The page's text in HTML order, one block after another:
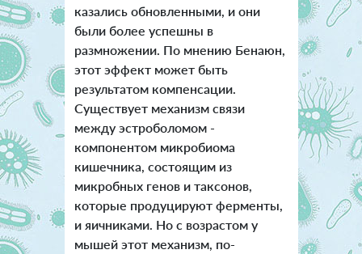
казались обновленными, и они
были более успешны в
размножении. По мнению Бенаюн,
этот эффект может быть
результатом компенсации.
Существует механизм связи
между эстроболомом -
компонентом микробиома
кишечника, состоящим из
микробных генов и таксонов,
которые продуцируют ферменты,
и яичниками. Но с возрастом у
мышей этот механизм, по-